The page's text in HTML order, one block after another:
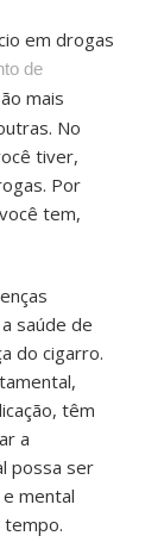
em drogas
de
mais
No
tiver,
Por
você tem,
saúde de
do cigarro.
têm
a
possa ser
mental
tempo.